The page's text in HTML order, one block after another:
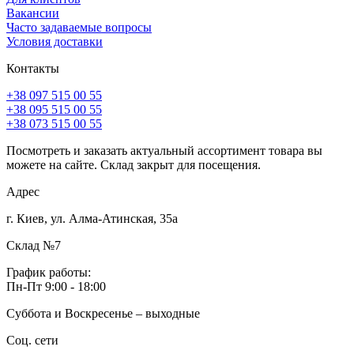
Вакансии
Часто задаваемые вопросы
Условия доставки
Контакты
+38 097 515 00 55
+38 095 515 00 55
+38 073 515 00 55
Посмотреть и заказать актуальный ассортимент товара вы
можете на сайте. Склад закрыт для посещения.
Адрес
г. Киев, ул. Алма-Атинская, 35а
Склад №7
График работы:
Пн-Пт 9:00 - 18:00
Суббота и Воскресенье – выходные
Соц. сети